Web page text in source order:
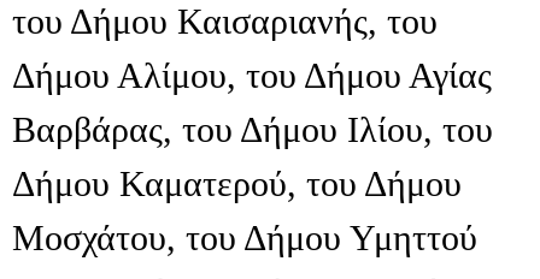
του Δήμου Καισαριανής, του
Δήμου Αλίμου, του Δήμου Αγίας
Βαρβάρας, του Δήμου Ιλίου, του
Δήμου Καματερού, του Δήμου
Μοσχάτου, του Δήμου Υμηττού